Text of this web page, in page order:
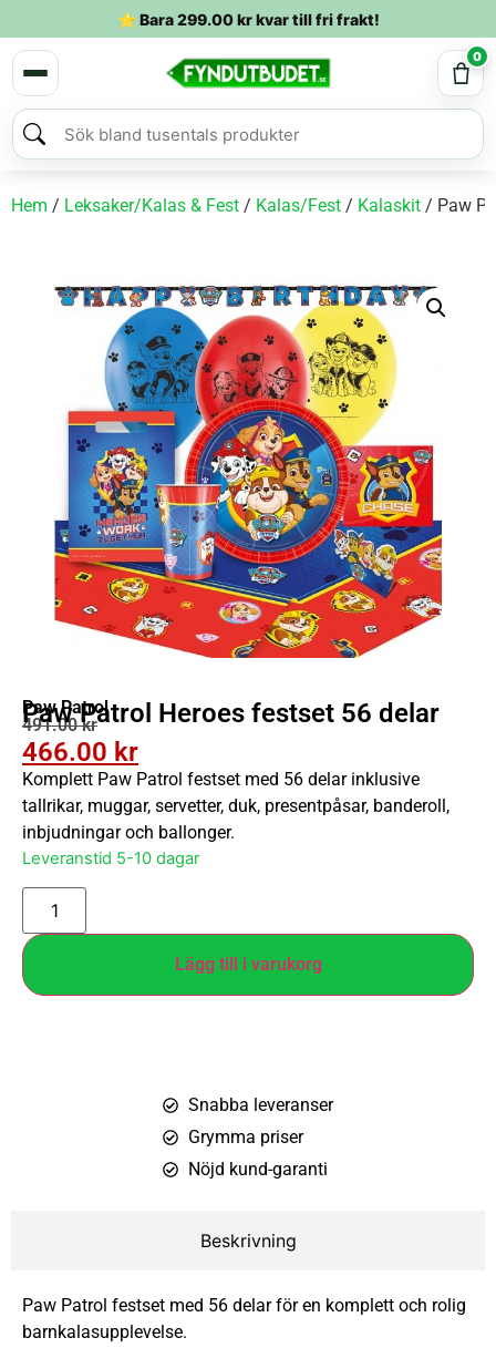
⭐ Bara299.00krkvar till fri frakt!
0
Hem / Leksaker/Kalas & Fest / Kalas/Fest / Kalaskit / Paw
Paw Patrol
Paw Patrol Heroes festset 56 delar
491.00kr
466.00 kr
Komplett Paw Patrol festset med 56 delar inklusive
tallrikar, muggar, servetter, duk, presentpåsar, banderoll,
inbjudningar och ballonger.
Leveranstid 5-10 dagar
Lägg till i varukorg
Snabba leveranser
Grymma priser
Nöjd kund-garanti
Beskrivning
Paw Patrol festset med 56 delar för en komplett och rolig
barnkalasupplevelse.